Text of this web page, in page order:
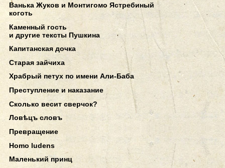
Ванька Жуков и Монтигомо Ястребиный
коготь
Каменный гость
и другие тексты Пушкина
Капитанская дочка
Старая зайчиха
Храбрый петух по имени Али-Баба
Преступление и наказание
Сколько весит сверчок?
Ловѣцъ словъ
Превращение
Homo ludens
Маленький принц